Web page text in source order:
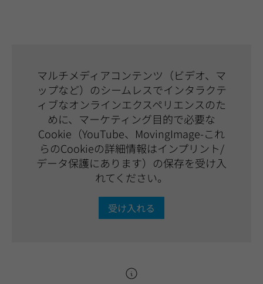
マルチメディアコンテンツ（ビデオ、マ
ップなど）のシームレスでインタラクテ
ィブなオンラインエクスペリエンスのた
めに、マーケティング目的で必要な
Cookie（YouTube、MovingImage-これ
らのCookieの詳細情報はインプリント/
データ保護にあります）の保存を受け入
れてください。
受け入れる